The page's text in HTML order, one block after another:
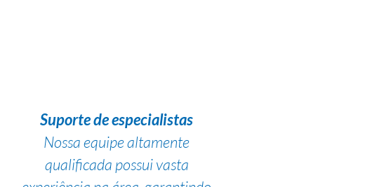
Suporte de especialistas
Nossa equipe altamente
qualificada possui vasta